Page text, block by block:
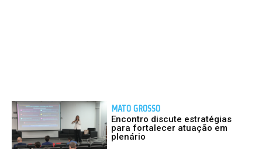
MATO GROSSO
Encontro discute estratégias
para fortalecer atuação em
plenário